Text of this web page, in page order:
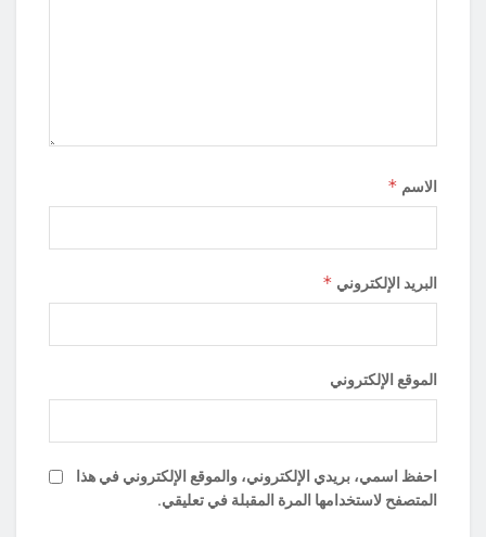
الاسم *
البريد الإلكتروني *
الموقع الإلكتروني
احفظ اسمي، بريدي الإلكتروني، والموقع الإلكتروني في هذا
المتصفح لاستخدامها المرة المقبلة في تعليقي.